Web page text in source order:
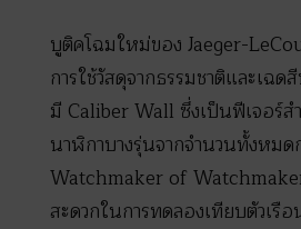
บูติคโฉมใหม่ของ Jaeger-
การใช้วัสดุจากธรรมชาติและเฉ
มี Caliber Wall ซึ่งเป็นฟีเจอร์
นาฬิกาบางรุ่นจากจำนวนทั้งหม
Watchmaker of
สะดวกในการทดลองเทียบตัวเ